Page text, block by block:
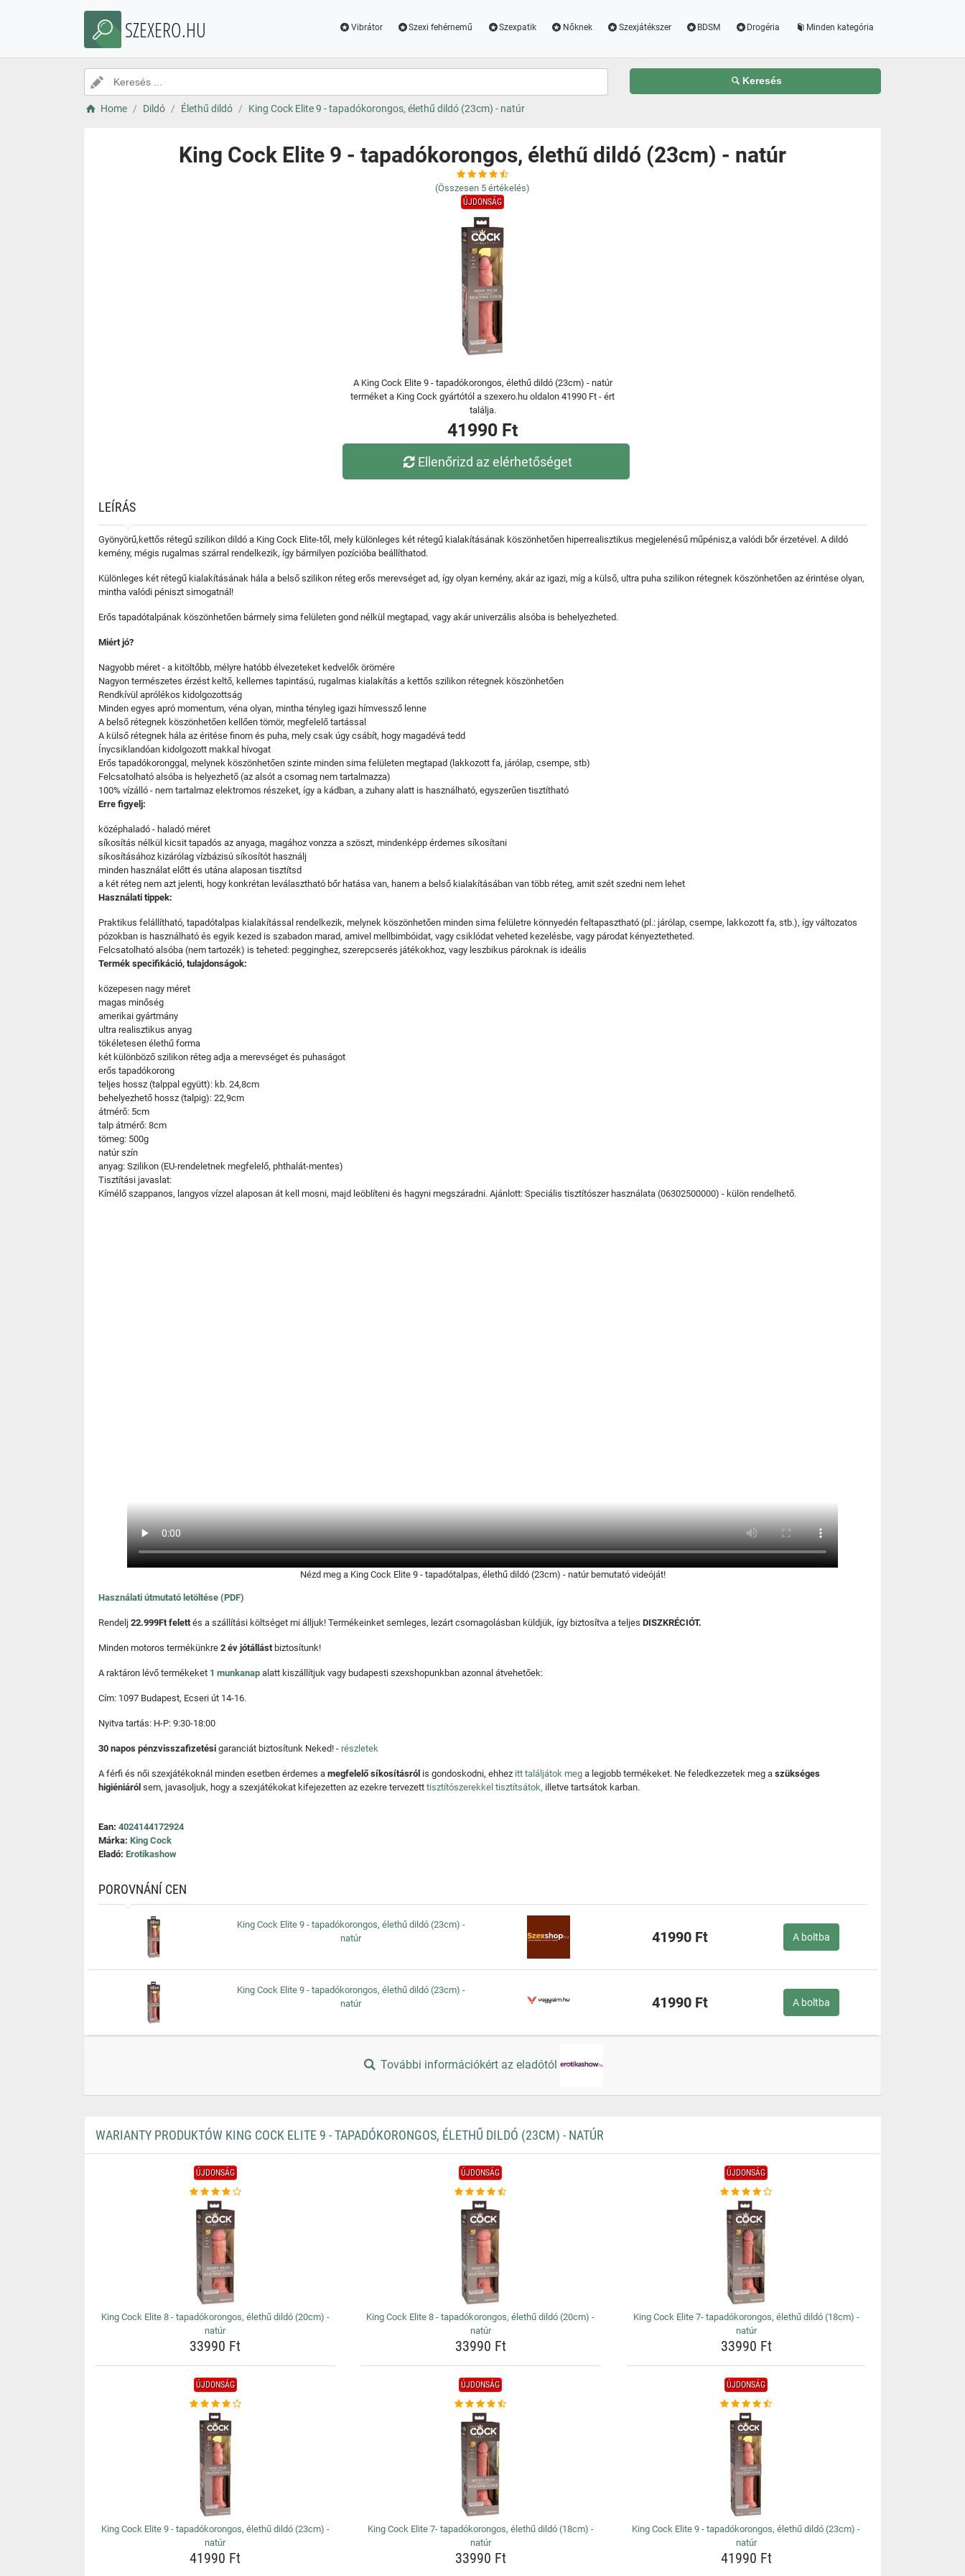
SZEXERO.HU Vibrátor Szexi fehérnemű Szexpatik Nőknek Szexjátékszer BDSM Drogéria Minden kategória
Keresés
Home Dildó Élethű dildó King Cock Elite 9 - tapadókorongos, élethű dildó (23cm) - natúr
King Cock Elite 9 - tapadókorongos, élethű dildó (23cm) - natúr
(Összesen 5 értékelés)
ÚJDONSÁG
A King Cock Elite 9 - tapadókorongos, élethű dildó (23cm) - natúr
terméket a King Cock gyártótól a szexero.hu oldalon 41990 Ft - ért
találja.
41990 Ft
Ellenőrizd az elérhetőséget
LEÍRÁS
Gyönyörű,kettős rétegű szilikon dildó a King Cock Elite-től, mely különleges két rétegű kialakításának köszönhetően hiperrealisztikus megjelenésű műpénisz,a valódi bőr érzetével. A dildó
kemény, mégis rugalmas szárral rendelkezik, így bármilyen pozícióba beállíthatod.
Különleges két rétegű kialakításának hála a belső szilikon réteg erős merevséget ad, így olyan kemény, akár az igazi, míg a külső, ultra puha szilikon rétegnek köszönhetően az érintése olyan,
mintha valódi péniszt simogatnál!
Erős tapadótalpának köszönhetően bármely sima felületen gond nélkül megtapad, vagy akár univerzális alsóba is behelyezheted.
Miért jó?
Nagyobb méret - a kitöltőbb, mélyre hatóbb élvezeteket kedvelők örömére
Nagyon természetes érzést keltő, kellemes tapintású, rugalmas kialakítás a kettős szilikon rétegnek köszönhetően
Rendkívül aprólékos kidolgozottság
Minden egyes apró momentum, véna olyan, mintha tényleg igazi hímvessző lenne
A belső rétegnek köszönhetően kellően tömör, megfelelő tartással
A külső rétegnek hála az éritése finom és puha, mely csak úgy csábít, hogy magadévá tedd
Ínycsiklandóan kidolgozott makkal hívogat
Erős tapadókoronggal, melynek köszönhetően szinte minden sima felületen megtapad (lakkozott fa, járólap, csempe, stb)
Felcsatolható alsóba is helyezhető (az alsót a csomag nem tartalmazza)
100% vízálló - nem tartalmaz elektromos részeket, így a kádban, a zuhany alatt is használható, egyszerűen tisztítható
Erre figyelj:
középhaladó - haladó méret
síkosítás nélkül kicsit tapadós az anyaga, magához vonzza a szöszt, mindenképp érdemes síkosítani
síkosításához kizárólag vízbázisú síkosítót használj
minden használat előtt és utána alaposan tisztítsd
a két réteg nem azt jelenti, hogy konkrétan leválasztható bőr hatása van, hanem a belső kialakításában van több réteg, amit szét szedni nem lehet
Használati tippek:
Praktikus felállítható, tapadótalpas kialakítással rendelkezik, melynek köszönhetően minden sima felületre könnyedén feltapasztható (pl.: járólap, csempe, lakkozott fa, stb.), így változatos
pózokban is használható és egyik kezed is szabadon marad, amivel mellbimbóidat, vagy csiklódat veheted kezelésbe, vagy párodat kényeztetheted.
Felcsatolható alsóba (nem tartozék) is teheted: pegginghez, szerepcserés játékokhoz, vagy leszbikus pároknak is ideális
Termék specifikáció, tulajdonságok:
közepesen nagy méret
magas minőség
amerikai gyártmány
ultra realisztikus anyag
tökéletesen élethű forma
két különböző szilikon réteg adja a merevséget és puhaságot
erős tapadókorong
teljes hossz (talppal együtt): kb. 24,8cm
behelyezhető hossz (talpig): 22,9cm
átmérő: 5cm
talp átmérő: 8cm
tömeg: 500g
natúr szín
anyag: Szilikon (EU-rendeletnek megfelelő, phthalát-mentes)
Tisztítási javaslat:
Kímélő szappanos, langyos vízzel alaposan át kell mosni, majd leöblíteni és hagyni megszáradni. Ajánlott: Speciális tisztítószer használata (06302500000) - külön rendelhető.
Nézd meg a King Cock Elite 9 - tapadótalpas, élethű dildó (23cm) - natúr bemutató videóját!
Használati útmutató letöltése (PDF)
Rendelj 22.999Ft felettés a szállítási költséget mi álljuk! Termékeinket semleges, lezárt csomagolásban küldjük, így biztosítva a teljes DISZKRÉCIÓT.
Minden motoros termékünkre 2 év jótállást biztosítunk!
A raktáron lévő termékeket 1 munkanap alatt kiszállítjuk vagy budapesti szexshopunkban azonnal átvehetőek:
Cím: 1097 Budapest, Ecseri út 14-16.
Nyitva tartás: H-P: 9:30-18:00
30 napos pénzvisszafizetési garanciát biztosítunk Neked! - részletek
A férfi és női szexjátékoknál minden esetben érdemes a megfelelő síkosításról is gondoskodni, ehhez itt találjátok meg a legjobb termékeket. Ne feledkezzetek meg a szükséges
higiéniáról sem, javasoljuk, hogy a szexjátékokat kifejezetten az ezekre tervezett tisztítószerekkel tisztítsátok, illetve tartsátok karban.
Ean: 4024144172924
Márka: King Cock
Eladó: Erotikashow
POROVNÁNÍ CEN
King Cock Elite 9 - tapadókorongos, élethű dildó (23cm) -
natúr
41990 Ft A boltba
King Cock Elite 9 - tapadókorongos, élethű dildó (23cm) -
natúr
41990 Ft A boltba
További információkért az eladótól
WARIANTY PRODUKTÓW KING COCK ELITE 9 - TAPADÓKORONGOS, ÉLETHŰ DILDÓ (23CM) - NATÚR
ÚJDONSÁG
King Cock Elite 8 - tapadókorongos, élethű dildó (20cm) -
natúr
33990 Ft
ÚJDONSÁG
King Cock Elite 8 - tapadókorongos, élethű dildó (20cm) -
natúr
33990 Ft
ÚJDONSÁG
King Cock Elite 7- tapadókorongos, élethű dildó (18cm) -
natúr
33990 Ft
ÚJDONSÁG
King Cock Elite 9 - tapadókorongos, élethű dildó (23cm) -
natúr
41990 Ft
ÚJDONSÁG
King Cock Elite 7- tapadókorongos, élethű dildó (18cm) -
natúr
33990 Ft
ÚJDONSÁG
King Cock Elite 9 - tapadókorongos, élethű dildó (23cm) -
natúr
41990 Ft